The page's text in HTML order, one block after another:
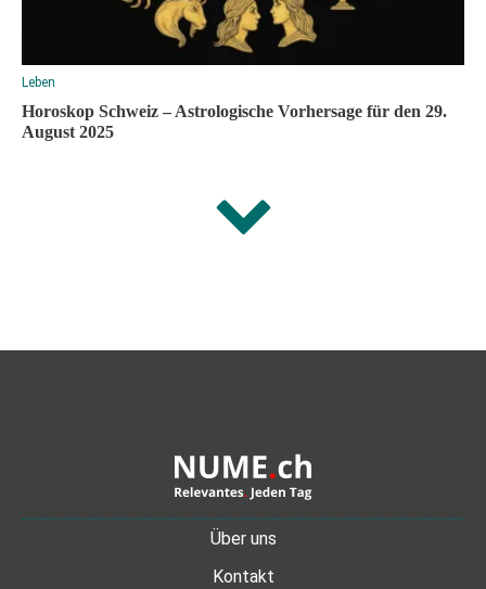
Leben
Horoskop Schweiz – Astrologische Vorhersage für den 29.
August 2025
Über uns
Kontakt